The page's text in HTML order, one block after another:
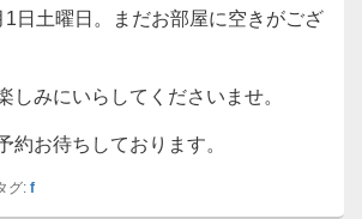
日土曜日。まだお部屋に空きがござ
しみにいらしてくださいませ。
約お待ちしております。
グ: f